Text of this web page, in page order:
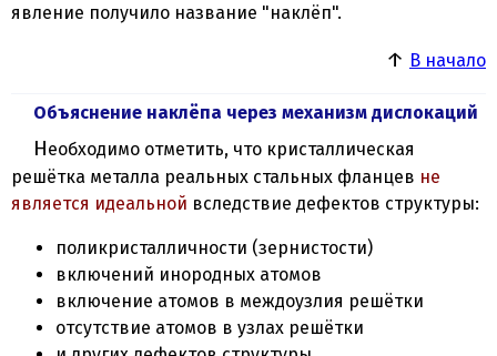
явление получило название "наклёп".
В начало
Объяснение наклёпа через механизм дислокаций
Необходимо отметить, что кристаллическая
решётка металла реальных стальных фланцев не
является идеальной вследствие дефектов структуры:
поликристалличности (зернистости)
включений инородных атомов
включение атомов в междоузлия решётки
отсутствие атомов в узлах решётки